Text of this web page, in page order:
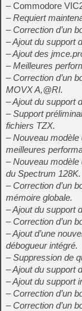
– Commodore
– Requiert
– Correction d’un
– Ajout du support
– Ajout des
– Meilleures
– Correction d’un
MOVX A,@RI.
– Ajout du support
– Support
fichiers TZX.
– Nouveau
meilleures
– Nouveau
du Spectrum 128K.
– Correction d’un
mémoire globale.
– Ajout du support
– Correction d’un
– Ajout d’une
débogueur intégré.
– Suppression de
– Ajout du support
– Ajout du support
– Correction d’un
– Correction d’un